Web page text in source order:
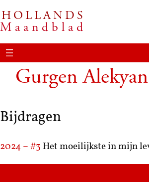
HOLLANDS
Maandblad
Gurgen Alekyan
Bijdragen
2024 – #3 Het moeilijkste in mijn